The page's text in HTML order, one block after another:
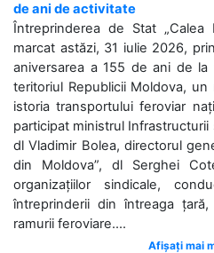
de ani de activitate
Întreprinderea de Stat „Calea
marcat astăzi, 31 iulie 2026,
aniversarea a 155 de ani de
teritoriul Republicii Moldova,
istoria transportului feroviar
participat ministrul Infrastructurii
dl Vladimir Bolea, directorul
din Moldova”, dl Serghei
organizațiilor sindicale,
întreprinderii din întreaga
ramurii feroviare....
Afișați mai